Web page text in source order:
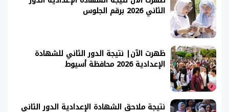
الثاني 2026 برقم الجلوس
ظهرت الآن| نتيجة الدور الثاني للشهادة
الإعدادية 2026 محافظة أسيوط
نتيجة ملاحق الشهادة الإعدادية الدور الثاني